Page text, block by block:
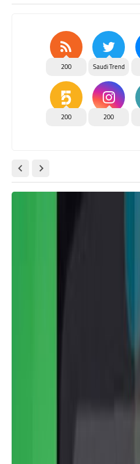
Saudi Trend
200
200
200